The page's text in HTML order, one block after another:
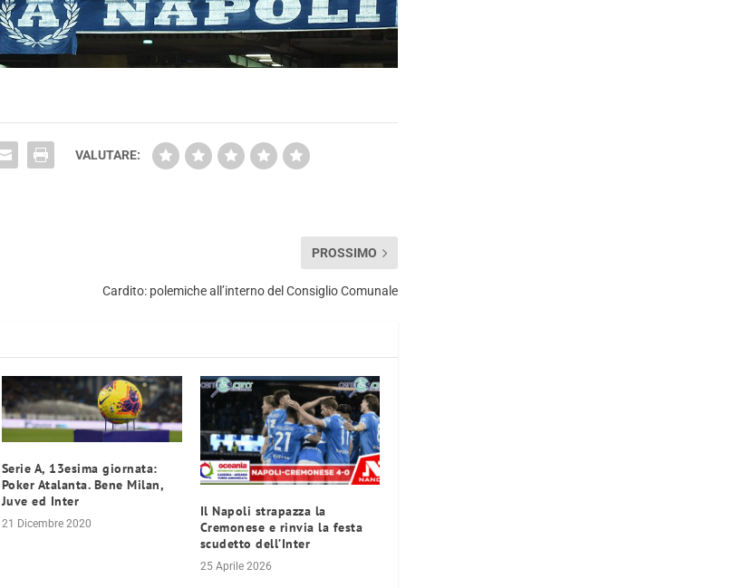
VALUTARE:
PROSSIMO
Cardito: polemiche all’interno del Consiglio Comunale
Serie A, 13esima giornata:
Poker Atalanta. Bene Milan,
Juve ed Inter
21 Dicembre 2020
Il Napoli strapazza la
Cremonese e rinvia la festa
scudetto dell’Inter
25 Aprile 2026